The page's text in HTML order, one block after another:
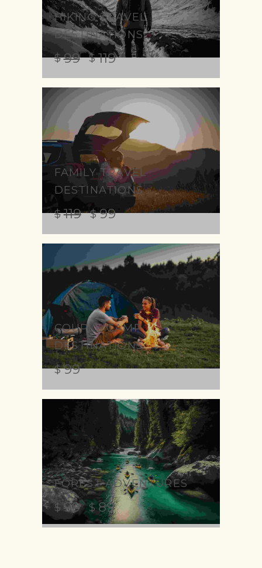
HIKING TRAVEL
DESTINATIONS
$ 99 $ 119
FAMILY TRAVEL
DESTINATIONS
$ 119 $ 99
COUPLE CAMP
DESTINATIONS
$ 99
FOREST ADVENTURES
$ 99 $ 89